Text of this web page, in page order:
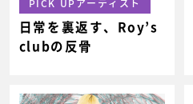
PICK UPアーティスト
日常を裏返す、Roy’s
clubの反骨